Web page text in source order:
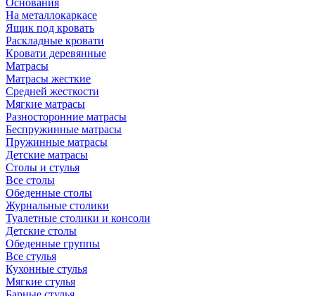
Основания
На металлокаркасе
Ящик под кровать
Раскладные кровати
Кровати деревянные
Матрасы
Матрасы жесткие
Средней жесткости
Мягкие матрасы
Разносторонние матрасы
Беспружинные матрасы
Пружинные матрасы
Детские матрасы
Столы и стулья
Все столы
Обеденные столы
Журнальные столики
Туалетные столики и консоли
Детские столы
Обеденные группы
Все стулья
Кухонные стулья
Мягкие стулья